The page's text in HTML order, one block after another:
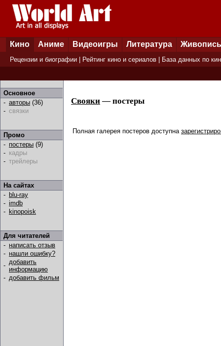
Кино Аниме Видеоигры Литература Живопись
Рецензии и биографии Рейтинг кино и сериалов База данных по
Основное
- авторы (36)
- связки
Промо
- постеры (9)
- кадры
- трейлеры
На сайтах
- blu-ray
- imdb
- kinopoisk
Для читателей
- написать отзыв
- нашли ошибку?
- добавить
информацию
- добавить фильм
Свояки— постеры
Полная галерея постеров доступна